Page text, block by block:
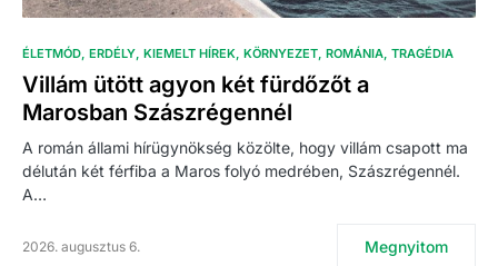
ÉLETMÓD ERDÉLY KIEMELT HÍREK KÖRNYEZET ROMÁNIA TRAGÉDIA
Villám ütött agyon két fürdőzőt a
Marosban Szászrégennél
A román állami hírügynökség közölte, hogy villám csapott ma
délután két férfiba a Maros folyó medrében, Szászrégennél.
A…
2026. augusztus 6. Megnyitom